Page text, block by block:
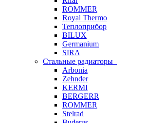
ROMMER
Royal Thermo
Теплоприбор
BILUX
Germanium
SIRA
Стальные радиаторы
Arbonia
Zehnder
KERMI
BERGERR
ROMMER
Stelrad